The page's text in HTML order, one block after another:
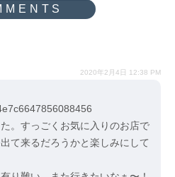
2020年2月4日 12:38 PM
。すっごくお気に入りのお店で
て来るだろうかと楽しみにして